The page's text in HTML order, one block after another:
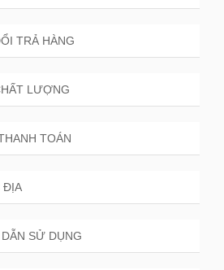
TRẢ HÀNG
LƯỢNG
TOÁN
ĐỊA
SỬ DỤNG